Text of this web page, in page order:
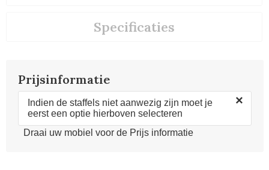
Specificaties
Prijsinformatie
Indien de staffels niet aanwezig zijn moet je
eerst een optie hierboven selecteren
×
Draai uw mobiel voor de Prijs informatie